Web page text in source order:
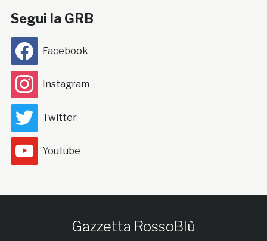
Segui la GRB
Facebook
Instagram
Twitter
Youtube
Gazzetta RossoBlù